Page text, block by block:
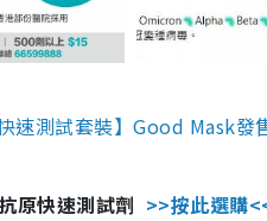
速測試套裝】Good Mask
原快速測試劑 >>按此選購